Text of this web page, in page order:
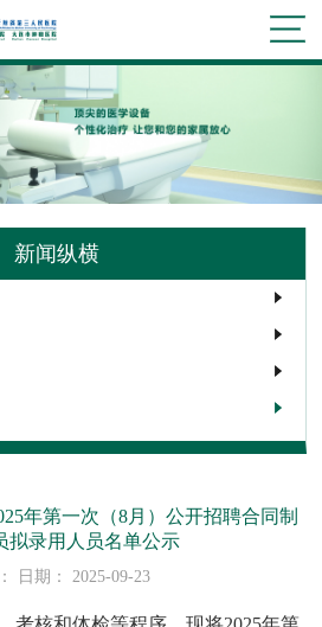
新闻纵横
年第一次（8月）公开招聘合同制
拟录用人员名单公示
日期： 2025-09-23